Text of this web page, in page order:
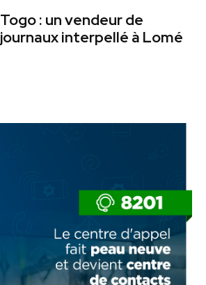
Togo : un vendeur de
journaux interpellé à Lomé